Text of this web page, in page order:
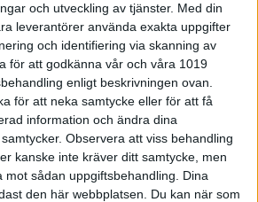
och utveckling av tjänster. Med din
leverantörer använda exakta uppgifter
och identifiering via skanning av
för att godkänna vår och våra 1019
enligt beskrivningen ovan.
för att neka samtycke eller för att få
information och ändra dina
Observera att viss behandling
kanske inte kräver ditt samtycke, men
mot sådan uppgiftsbehandling. Dina
den här webbplatsen. Du kan när som
match mot